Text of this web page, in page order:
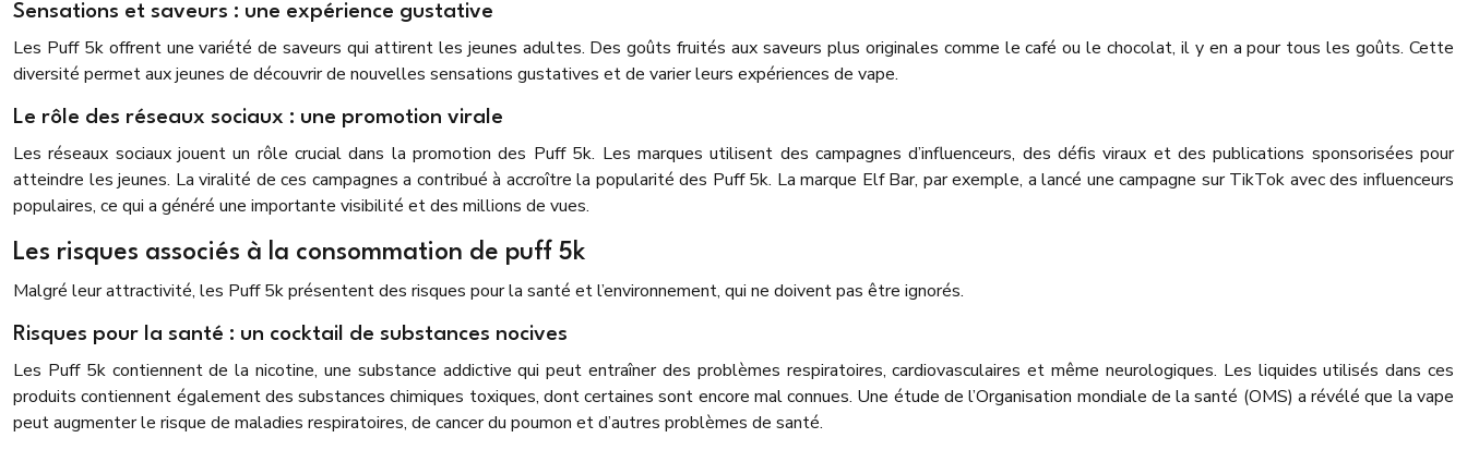
Sensations et saveurs : une expérience gustative
Les Puff 5k offrent une variété de saveurs qui attirent les jeunes adultes. Des goûts fruités aux saveurs plus originales comme le café ou le chocolat, il y en a pour tous les goûts. Cette
diversité permet aux jeunes de découvrir de nouvelles sensations gustatives et de varier leurs expériences de vape.
Le rôle des réseaux sociaux : une promotion virale
Les réseaux sociaux jouent un rôle crucial dans la promotion des Puff 5k. Les marques utilisent des campagnes d’influenceurs, des défis viraux et des publications sponsorisées pour
atteindre les jeunes. La viralité de ces campagnes a contribué à accroître la popularité des Puff 5k. La marque Elf Bar, par exemple, a lancé une campagne sur TikTok avec des influenceurs
populaires, ce qui a généré une importante visibilité et des millions de vues.
Les risques associés à la consommation de puff 5k
Malgré leur attractivité, les Puff 5k présentent des risques pour la santé et l’environnement, qui ne doivent pas être ignorés.
Risques pour la santé : un cocktail de substances nocives
Les Puff 5k contiennent de la nicotine, une substance addictive qui peut entraîner des problèmes respiratoires, cardiovasculaires et même neurologiques. Les liquides utilisés dans ces
produits contiennent également des substances chimiques toxiques, dont certaines sont encore mal connues. Une étude de l’Organisation mondiale de la santé (OMS) a révélé que la vape
peut augmenter le risque de maladies respiratoires, de cancer du poumon et d’autres problèmes de santé.